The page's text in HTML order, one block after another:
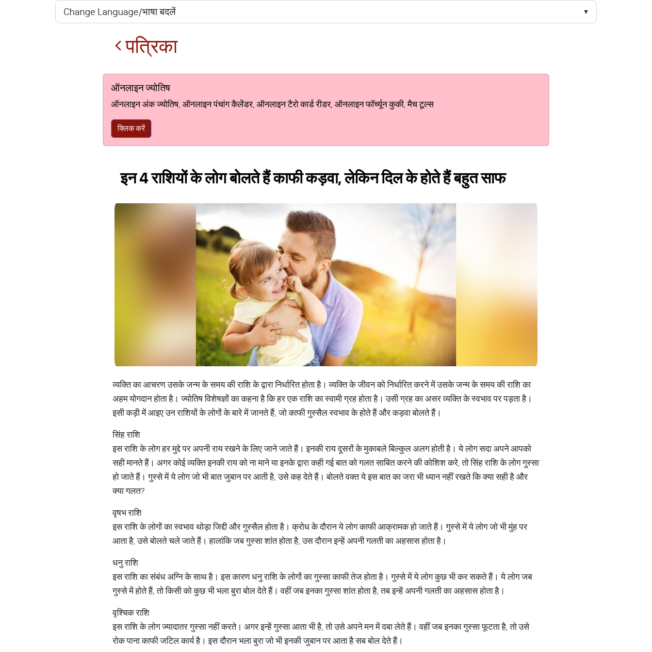
पत्रिका
ऑनलाइन ज्योतिष
ऑनलाइन अंक ज्योतिष, ऑनलाइन पंचांग कैलेंडर, ऑनलाइन टैरो कार्ड रीडर, ऑनलाइन फॉर्च्यून कुकी, मैच टूल्स
क्लिक करें
इन 4 राशियों के लोग बोलते हैं काफी कड़वा, लेकिन दिल के होते हैं बहुत साफ
व्यक्ति का आचरण उसके जन्म के समय की राशि के द्वारा निर्धारित होता है। व्यक्ति के जीवन को निर्धारित करने में उसके जन्म के समय की राशि का
अहम योगदान होता है। ज्योतिष विशेषज्ञों का कहना है कि हर एक राशि का स्वामी ग्रह होता है। उसी ग्रह का असर व्यक्ति के स्वभाव पर पड़ता है।
इसी कड़ी में आइए उन राशियों के लोगों के बारे में जानते हैं, जो काफी गुस्सैल स्वभाव के होते हैं और कड़वा बोलते हैं।
सिंह राशि
इस राशि के लोग हर मुद्दे पर अपनी राय रखने के लिए जाने जाते हैं। इनकी राय दूसरों के मुकाबले बिल्कुल अलग होती है। ये लोग सदा अपने आपको
सही मानते हैं। अगर कोई व्यक्ति इनकी राय को ना माने या इनके द्वारा कही गई बात को गलत साबित करने की कोशिश करे, तो सिंह राशि के लोग गुस्सा
हो जाते हैं। गुस्से में ये लोग जो भी बात जुबान पर आती है, उसे कह देते हैं। बोलते वक्त ये इस बात का जरा भी ध्यान नहीं रखते कि क्या सही है और
क्या गलत?
वृषभ राशि
इस राशि के लोगों का स्वभाव थोड़ा जिद्दी और गुस्सैल होता है। क्रोध के दौरान ये लोग काफी आक्रामक हो जाते हैं। गुस्से में ये लोग जो भी मुंह पर
आता है, उसे बोलते चले जाते हैं। हालांकि जब गुस्सा शांत होता है, उस दौरान इन्हें अपनी गलती का अहसास होता है।
धनु राशि
इस राशि का संबंध अग्नि के साथ है। इस कारण धनु राशि के लोगों का गुस्सा काफी तेज होता है। गुस्से में ये लोग कुछ भी कर सकते हैं। ये लोग जब
गुस्से में होते हैं, तो किसी को कुछ भी भला बुरा बोल देते हैं। वहीं जब इनका गुस्सा शांत होता है, तब इन्हें अपनी गलती का अहसास होता है।
वृश्चिक राशि
इस राशि के लोग ज्यादातर गुस्सा नहीं करते। अगर इन्हें गुस्सा आता भी है, तो उसे अपने मन में दबा लेते हैं। वहीं जब इनका गुस्सा फूटता है, तो उसे
रोक पाना काफी जटिल कार्य है। इस दौरान भला बुरा जो भी इनकी जुबान पर आता है सब बोल देते हैं।